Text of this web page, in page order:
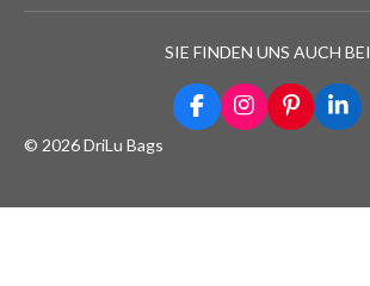
SIE FINDEN UNS AUCH BEI
F
a
I
n
P
i
L
i
© 2026 DriLu Bags